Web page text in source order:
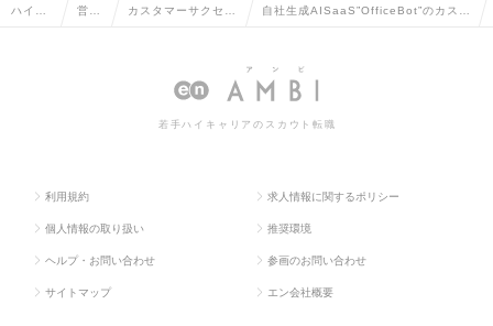
ハイク 営業 カスタマーサクセ
プデスクの転職
自社生成AISaaS”OfficeBot”のカスタ
ブリット勤務の求人情報
若手ハイキャリアのスカウト転職
利用規約 求人情報に関するポリシー
個人情報の取り扱い 推奨環境
ヘルプ・お問い合わせ 参画のお問い合わせ
サイトマップ エン会社概要